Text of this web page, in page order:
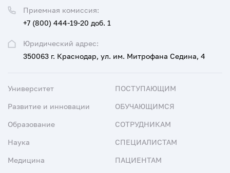
Юридический адрес:
350063 г. Краснодар, ул. им. Митрофана Седина, 4
Приемная комиссия:
+7 (800) 444-19-20 доб. 1
Университет
Развитие и инновации
Образование
Наука
Медицина
ПОСТУПАЮЩИМ
ОБУЧАЮЩИМСЯ
СОТРУДНИКАМ
СПЕЦИАЛИСТАМ
ПАЦИЕНТАМ